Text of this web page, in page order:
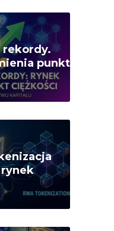
rekordy.
punkt
rynek